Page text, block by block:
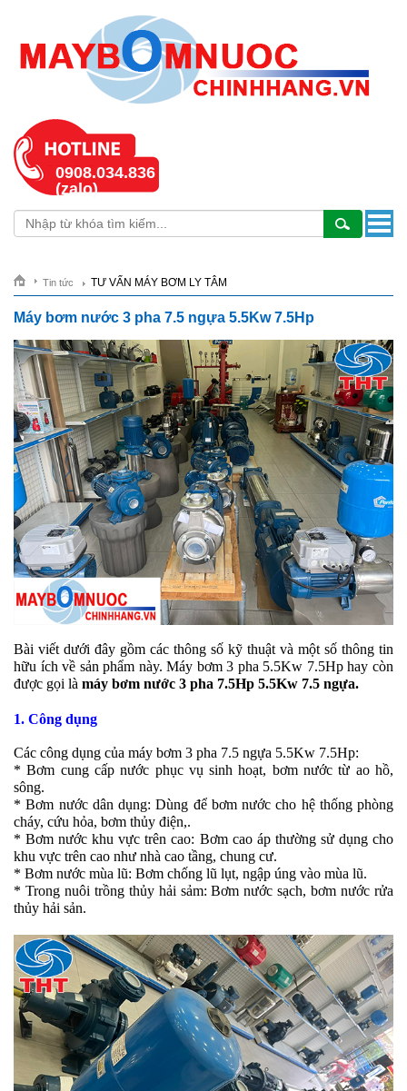
0908.034.836
(zalo)
Tin tức TƯ VẤN MÁY BƠM LY TÂM
Máy bơm nước 3 pha 7.5 ngựa 5.5Kw 7.5Hp
Bài viết dưới đây gồm các thông số kỹ thuật và một số thông tin
hữu ích về sản phẩm này. Máy bơm 3 pha 5.5Kw 7.5Hp hay còn
được gọi là máy bơm nước 3 pha 7.5Hp 5.5Kw 7.5 ngựa.
1. Công dụng
Các công dụng của máy bơm 3 pha 7.5 ngựa 5.5Kw 7.5Hp:
* Bơm cung cấp nước phục vụ sinh hoạt, bơm nước từ ao hồ,
sông.
* Bơm nước dân dụng: Dùng để bơm nước cho hệ thống phòng
cháy, cứu hỏa, bơm thủy điện,.
* Bơm nước khu vực trên cao: Bơm cao áp thường sử dụng cho
khu vực trên cao như nhà cao tầng, chung cư.
* Bơm nước mùa lũ: Bơm chống lũ lụt, ngập úng vào mùa lũ.
* Trong nuôi trồng thủy hải sảm: Bơm nước sạch, bơm nước rửa
thủy hải sản.